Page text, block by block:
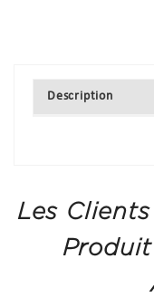
Description
Les